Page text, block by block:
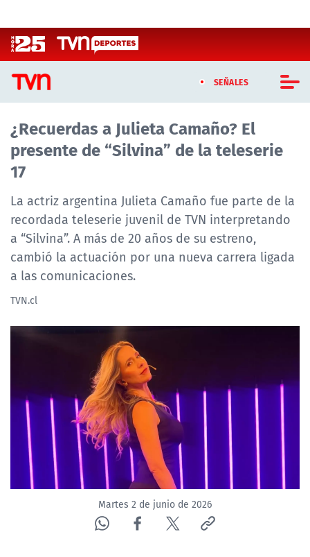
SEÑALES
CASTING MASTERCHEF CHILE
CASTING TVN VERTICAL
TVN VERTICAL
TVN PLAY
PROGRAMAS
TELESERIES
NTV
ACTUALIDAD Y TENDENCIAS
CORPORATIVO Y TRANSPARENCIA
CANAL DE DENUNCIAS
ÁREA DE PROYECTOS
¿Recuerdas a Julieta Camaño? El
presente de “Silvina” de la teleserie
17
La actriz argentina Julieta Camaño fue parte de la
recordada teleserie juvenil de TVN interpretando
a “Silvina”. A más de 20 años de su estreno,
cambió la actuación por una nueva carrera ligada
a las comunicaciones.
TVN.cl
Martes 2 de junio de 2026